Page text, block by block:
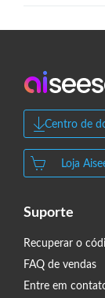
Centro de
Loja
Suporte
Recuperar o
FAQ de vendas
Entre em